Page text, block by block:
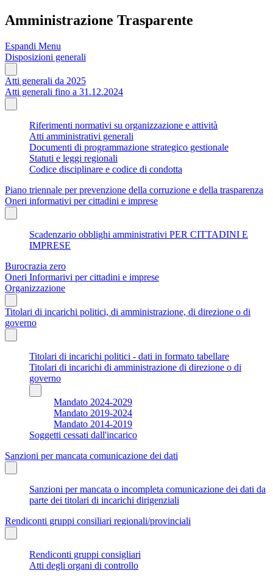
Amministrazione Trasparente
Espandi Menu
Disposizioni generali
Atti generali da 2025
Atti generali fino a 31.12.2024
Riferimenti normativi su organizzazione e attività
Atti amministrativi generali
Documenti di programmazione strategico gestionale
Statuti e leggi regionali
Codice disciplinare e codice di condotta
Piano triennale per prevenzione della corruzione e della trasparenza
Oneri informativi per cittadini e imprese
Scadenzario obblighi amministrativi PER CITTADINI E
IMPRESE
Burocrazia zero
Oneri Informarivi per cittadini e imprese
Organizzazione
Titolari di incarichi politici, di amministrazione, di direzione o di
governo
Titolari di incarichi politici - dati in formato tabellare
Titolari di incarichi di amministrazione di direzione o di
governo
Mandato 2024-2029
Mandato 2019-2024
Mandato 2014-2019
Soggetti cessati dall'incarico
Sanzioni per mancata comunicazione dei dati
Sanzioni per mancata o incompleta comunicazione dei dati da
parte dei titolari di incarichi dirigenziali
Rendiconti gruppi consiliari regionali/provinciali
Rendiconti gruppi consigliari
Atti degli organi di controllo